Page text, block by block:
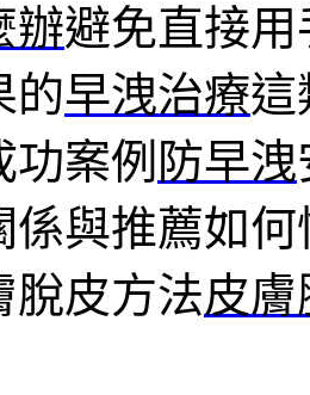
辦避免直接
的早洩治療這
案例 防早洩
係與推薦如何
脫皮方法皮